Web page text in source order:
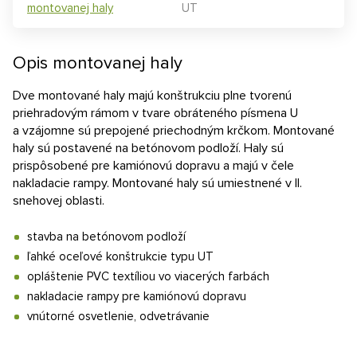
montovanej haly
UT
Opis montovanej haly
Dve montované haly majú konštrukciu plne tvorenú
priehradovým rámom v tvare obráteného písmena U
a vzájomne sú prepojené priechodným krčkom. Montované
haly sú postavené na betónovom podloží. Haly sú
prispôsobené pre kamiónovú dopravu a majú v čele
nakladacie rampy. Montované haly sú umiestnené v II.
snehovej oblasti.
stavba na betónovom podloží
ľahké oceľové konštrukcie typu UT
opláštenie PVC textíliou vo viacerých farbách
nakladacie rampy pre kamiónovú dopravu
vnútorné osvetlenie, odvetrávanie